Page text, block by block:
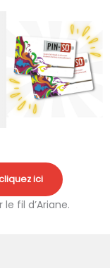
ici
fil d’Ariane.